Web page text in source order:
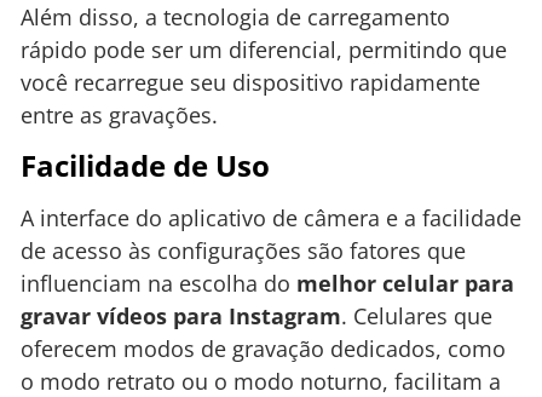
Além disso, a tecnologia de carregamento
rápido pode ser um diferencial, permitindo que
você recarregue seu dispositivo rapidamente
entre as gravações.
Facilidade de Uso
A interface do aplicativo de câmera e a facilidade
de acesso às configurações são fatores que
influenciam na escolha do melhor celular para
gravar vídeos para Instagram. Celulares que
oferecem modos de gravação dedicados, como
o modo retrato ou o modo noturno, facilitam a